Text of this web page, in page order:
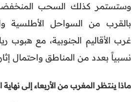
وستستمر كذلك السحب
بالقرب من السواحل الأطلسية
غرب الأقاليم الجنوبية، مع هبوب
نسبياً بعدد من المناطق واحتمال
ماذا ينتظر المغرب من الأربعاء إلى نهاية